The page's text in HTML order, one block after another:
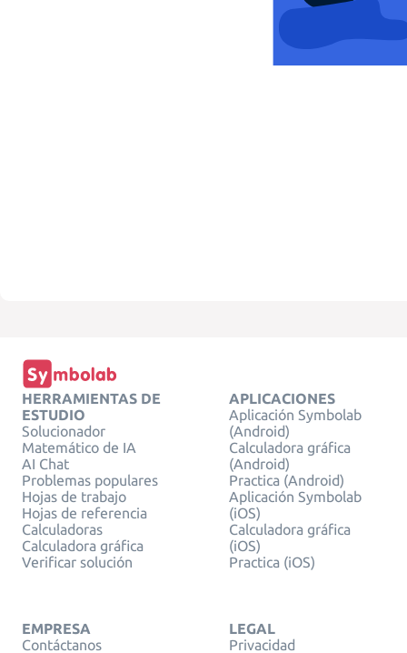
HERRAMIENTAS DE
ESTUDIO
Solucionador
Matemático de IA
AI Chat
Problemas populares
Hojas de trabajo
Hojas de referencia
Calculadoras
Calculadora gráfica
Verificar solución
APLICACIONES
Aplicación Symbolab
(Android)
Calculadora gráfica
(Android)
Practica (Android)
Aplicación Symbolab
(iOS)
Calculadora gráfica
(iOS)
Practica (iOS)
EMPRESA
Contáctanos
LEGAL
Privacidad